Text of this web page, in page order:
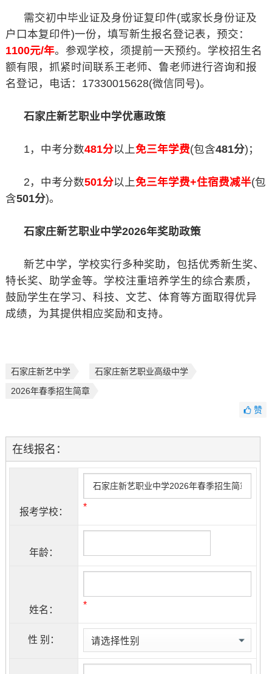
需交初中毕业证及身份证复印件(或家长身份证及
户口本复印件)一份，填写新生报名登记表，预交：
1100元/年。参观学校，须提前一天预约。学校招生名
额有限，抓紧时间联系王老师、鲁老师进行咨询和报
名登记，电话：17330015628(微信同号)。
石家庄新艺职业中学优惠政策
1，中考分数481分以上免三年学费(包含481分)；
2，中考分数501分以上免三年学费+住宿费减半(包
含501分)。
石家庄新艺职业中学2026年奖助政策
新艺中学，学校实行多种奖助，包括优秀新生奖、
特长奖、助学金等。学校注重培养学生的综合素质，
鼓励学生在学习、科技、文艺、体育等方面取得优异
成绩，为其提供相应奖励和支持。
石家庄新艺中学
石家庄新艺职业高级中学
2026年春季招生简章
赞
在线报名：
报考学校： *
年龄：
姓名： *
性 别：